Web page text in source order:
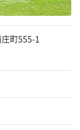
町555-1